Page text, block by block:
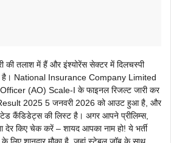
की तलाश में हैं और इंश्योरेंस सेक्टर में दिलचस्पी
National Insurance Company Limited
(AO) Scale-I के फाइनल रिजल्ट जारी कर
2025 5 जनवरी 2026 को आउट हुआ है, और
कैंडिडेट्स की लिस्ट है। अगर आपने प्रीलिम्स,
देर किए चेक करें – शायद आपका नाम हो! ये भर्ती
के लिए शानदार मौका है, जहां स्टेबल जॉब के साथ